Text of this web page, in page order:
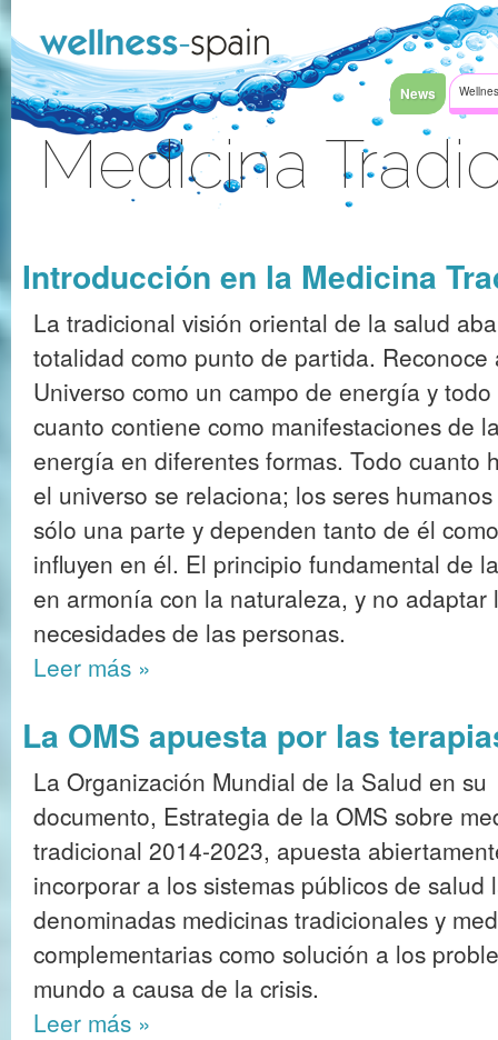
News
Medicina
Introducción en la Medicina
La tradicional visión oriental de la salud
totalidad como punto de partida. Reconoce
Universo como un campo de energía y todo
cuanto contiene como manifestaciones de
energía en diferentes formas. Todo cuanto
el universo se relaciona; los seres
sólo una parte y dependen tanto de él como
influyen en él. El principio fundamental de
en armonía con la naturaleza, y no adaptar
necesidades de las personas.
Leer más »
La OMS apuesta por las
La Organización Mundial de la Salud en su
documento, Estrategia de la OMS sobre
tradicional 2014-2023, apuesta
incorporar a los sistemas públicos de salud
denominadas medicinas tradicionales y
complementarias como solución a los
mundo a causa de la crisis.
Leer más »